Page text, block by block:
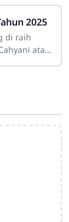
Bandung
2025
di raih
atas